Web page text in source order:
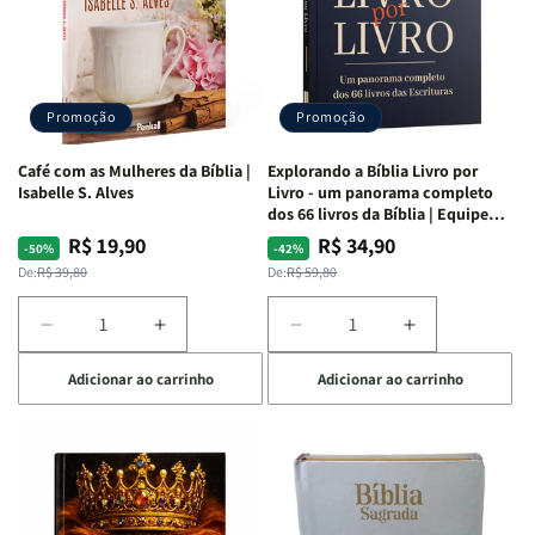
NVA
Capa
Dura
|
Preta
NVA
|
Capa
Dura
|
NVA
Capa
Dura
|
NVA
|
Capa
Dura
|
Promoção
Café com as Mulheres da Bíblia |
Isabelle S. Alves
-50%
Preço
normal
De:R$ 39,80
Preço
promocional
R$ 19,90
Diminuir
a
quantidade
de
com
Mulheres
Aumentar
a
quantidade
de
com
as
Mulheres
Adicionar ao carrinho
Promoção
Explorando a Bíblia Livro por
Livro - um panorama completo
dos 66 livros da Bíblia | Equipe
teológica Penkal
-42%
Preço
normal
De:R$ 59,80
Preço
promocional
R$ 34,90
Diminuir
a
quantidade
de
a
Bíblia
Livro
Aumentar
a
quantidade
de
a
Bíblia
Livro
Adicionar ao carrinho